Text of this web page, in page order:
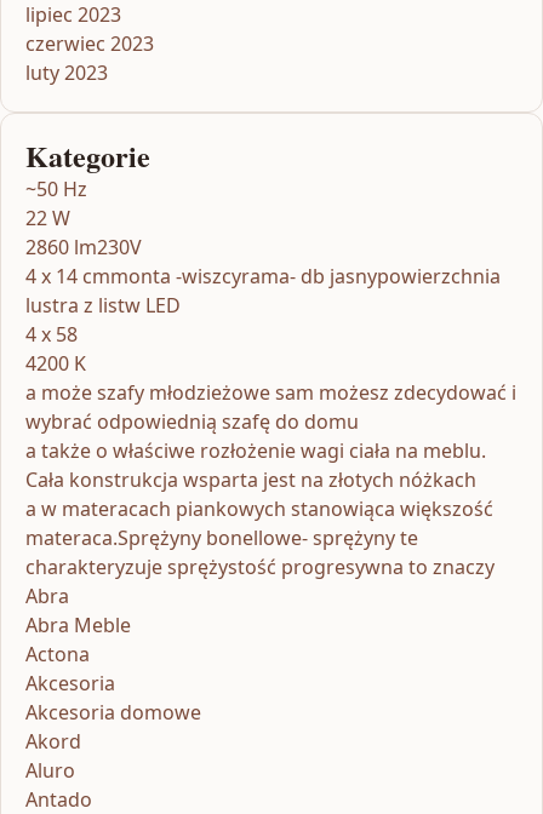
lipiec 2023
czerwiec 2023
luty 2023
Kategorie
~50 Hz
22 W
2860 lm230V
4 x 14 cmmonta -wiszcyrama- db jasnypowierzchnia
lustra z listw LED
4 x 58
4200 K
a może szafy młodzieżowe sam możesz zdecydować i
wybrać odpowiednią szafę do domu
a także o właściwe rozłożenie wagi ciała na meblu.
Cała konstrukcja wsparta jest na złotych nóżkach
a w materacach piankowych stanowiąca większość
materaca.Sprężyny bonellowe- sprężyny te
charakteryzuje sprężystość progresywna to znaczy
Abra
Abra Meble
Actona
Akcesoria
Akcesoria domowe
Akord
Aluro
Antado